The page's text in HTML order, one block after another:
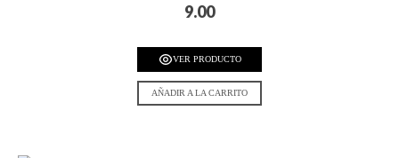
9.00
VER PRODUCTO
AÑADIR A LA CARRITO